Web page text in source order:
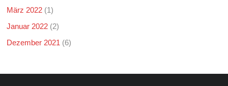
März 2022 (1)
Januar 2022 (2)
Dezember 2021 (6)